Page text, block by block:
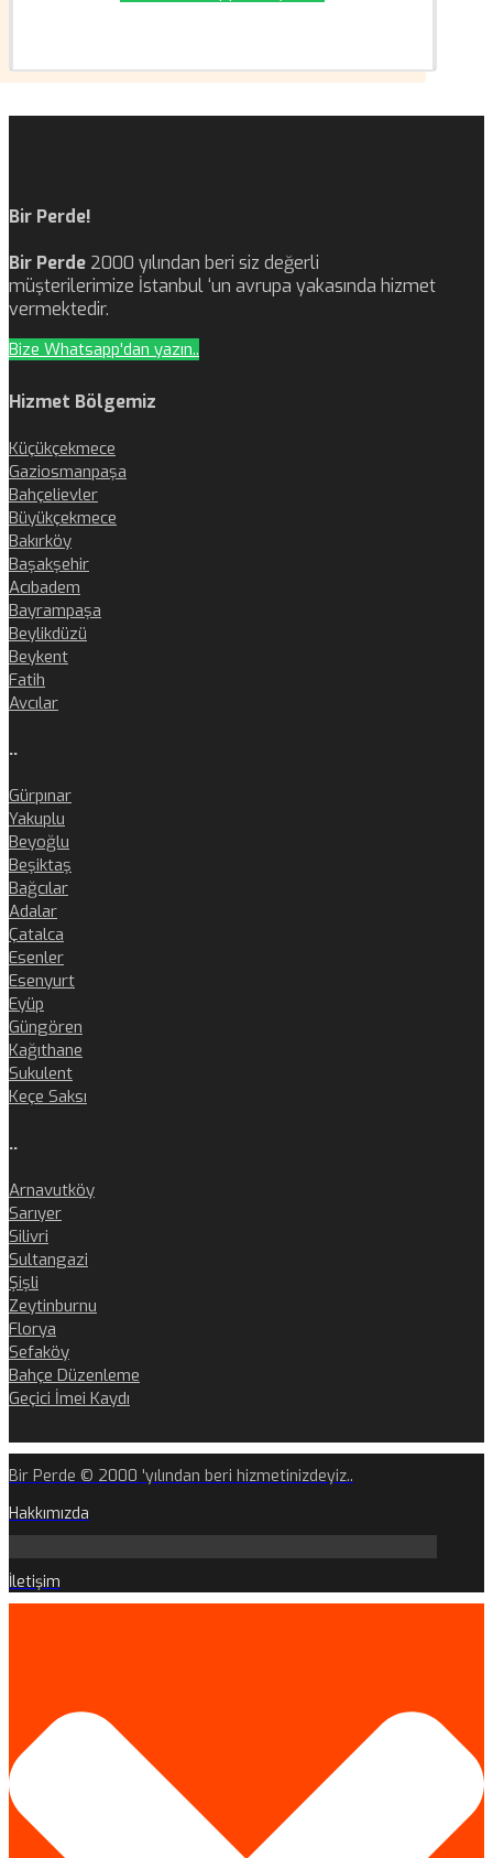
Bir Perde!
Bir Perde 2000 yılından beri siz değerli
müşterilerimize İstanbul ‘un avrupa yakasında hizmet
vermektedir.
Bize Whatsapp'dan yazın..
Hizmet Bölgemiz
Küçükçekmece
Gaziosmanpaşa
Bahçelievler
Büyükçekmece
Bakırköy
Başakşehir
Acıbadem
Bayrampaşa
Beylikdüzü
Beykent
Fatih
Avcılar
..
Gürpınar
Yakuplu
Beyoğlu
Beşiktaş
Bağcılar
Adalar
Çatalca
Esenler
Esenyurt
Eyüp
Güngören
Kağıthane
Sukulent
Keçe Saksı
..
Arnavutköy
Sarıyer
Silivri
Sultangazi
Şişli
Zeytinburnu
Florya
Sefaköy
Bahçe Düzenleme
Geçici İmei Kaydı
Bir Perde © 2000 'yılından beri hizmetinizdeyiz..
Hakkımızda
İletişim